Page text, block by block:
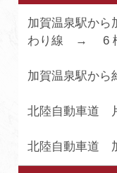
加賀温泉駅か
わり線 → 6 橋
加賀温泉駅から
北陸自動車道
北陸自動車道